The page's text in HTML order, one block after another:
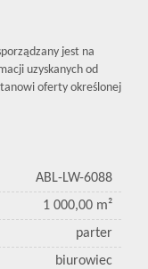
jest na
uzyskanych od
oferty określonej
ABL-LW-6088
1 000,00 m²
parter
biurowiec